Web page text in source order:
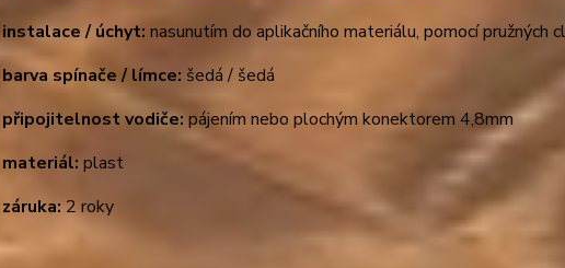
instalace / úchyt: nasunutím do aplikačního materiálu, pomocí pružných
barva spínače / límce: šedá / šedá
připojitelnost vodiče: pájením nebo plochým konektorem 4,8mm
materiál: plast
záruka:2 roky